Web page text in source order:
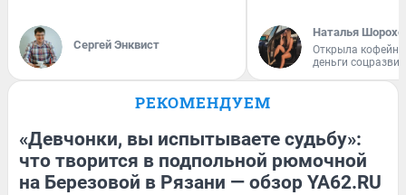
Сергей Энквист
Наталья
Открыла
деньги
РЕКОМЕНДУЕМ
«Девчонки, вы испытываете судьбу»:
что творится в подпольной рюмочной
на Березовой в Рязани — обзор YA62.RU